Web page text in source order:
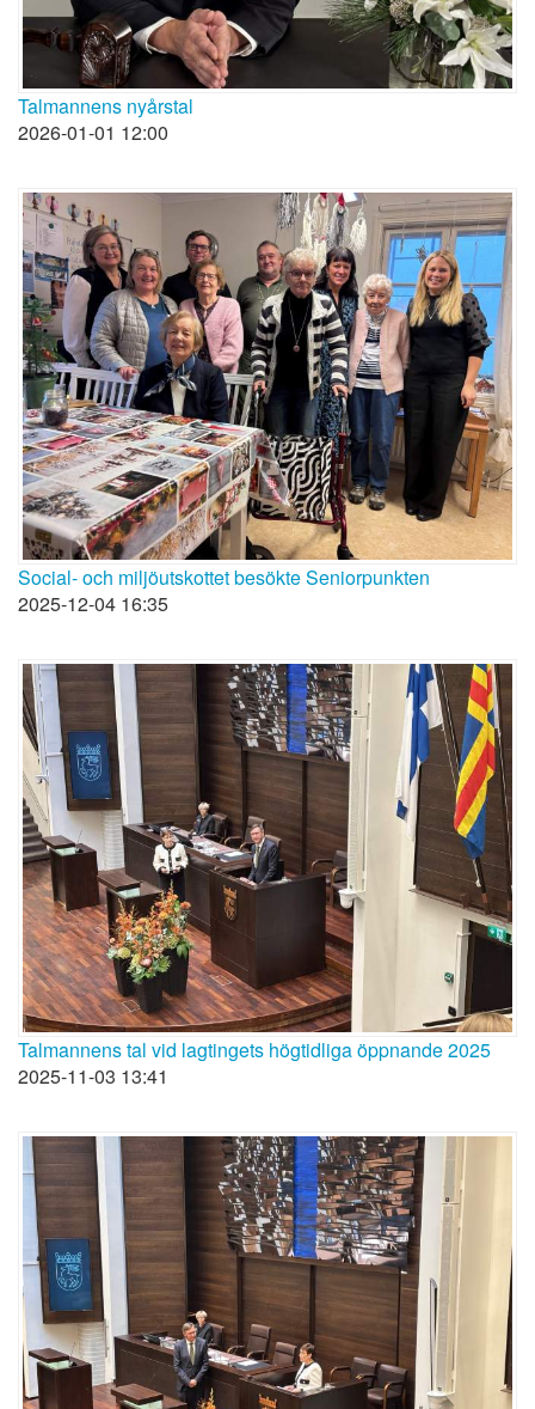
Talmannens nyårstal
2026-01-01 12:00
Social- och miljöutskottet besökte Seniorpunkten
2025-12-04 16:35
Talmannens tal vid lagtingets högtidliga öppnande 2025
2025-11-03 13:41